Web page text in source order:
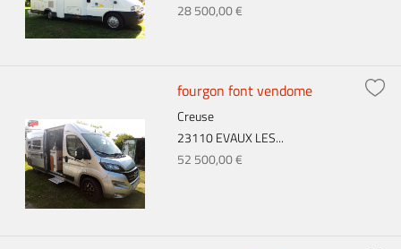
28 500,00 €
fourgon font vendome
Creuse
23110 EVAUX LES...
52 500,00 €